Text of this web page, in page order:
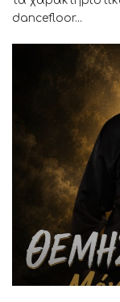
dancefloor...